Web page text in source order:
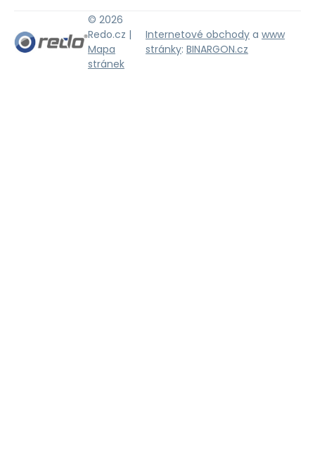
© 2026
Redo.cz |
Mapa
stránek
Internetové obchody a www
stránky: BINARGON.cz